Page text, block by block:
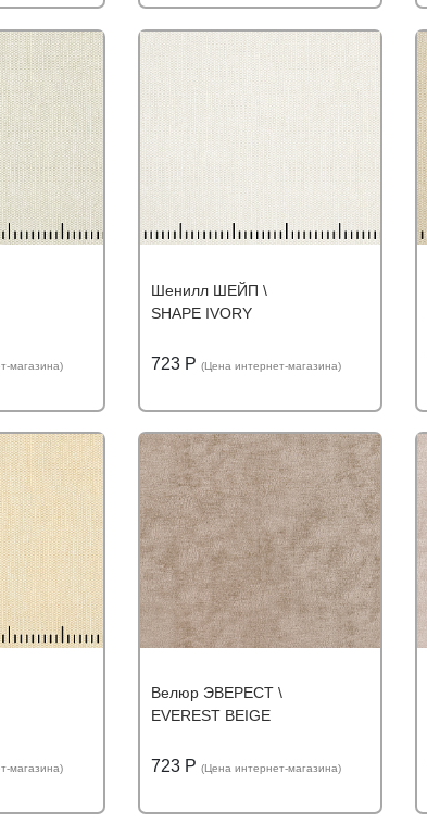
магазина)
Шенилл ШЕЙП \
SHAPE IVORY
723 Р (Цена интернет-магазина)
магазина)
Велюр ЭВЕРЕСТ \
EVEREST BEIGE
723 Р (Цена интернет-магазина)